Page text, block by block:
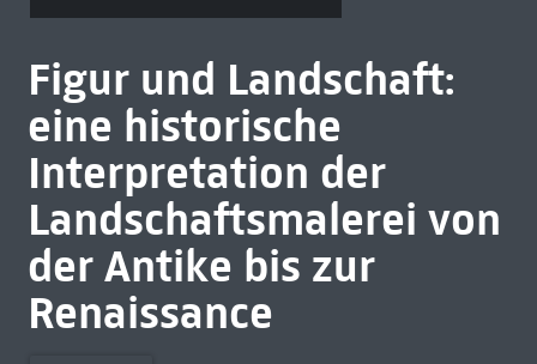
Figur und Landschaft:
eine historische
Interpretation der
Landschaftsmalerei von
der Antike bis zur
Renaissance